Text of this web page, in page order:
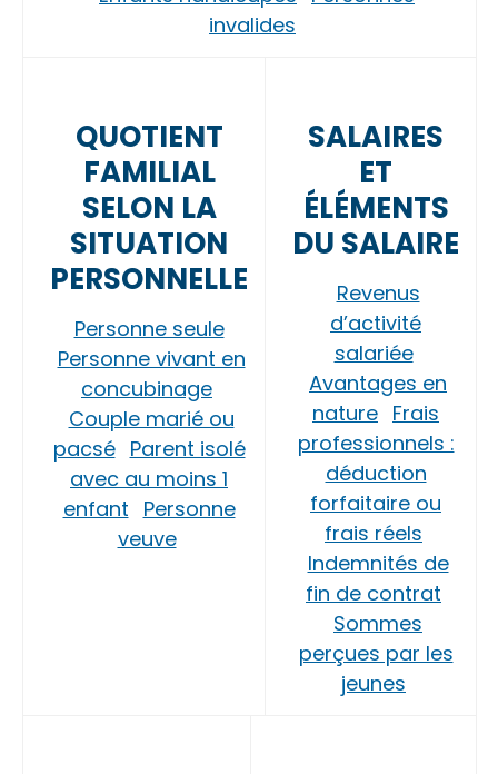
invalides
QUOTIENT
FAMILIAL
SELON LA
SITUATION
PERSONNELLE
Personne seule
Personne vivant en
concubinage
Couple marié ou
pacsé Parent isolé
avec au moins 1
enfant Personne
veuve
SALAIRES
ET
ÉLÉMENTS
DU SALAIRE
Revenus
d’activité
salariée
Avantages en
nature Frais
professionnels :
déduction
forfaitaire ou
frais réels
Indemnités de
fin de contrat
Sommes
perçues par les
jeunes